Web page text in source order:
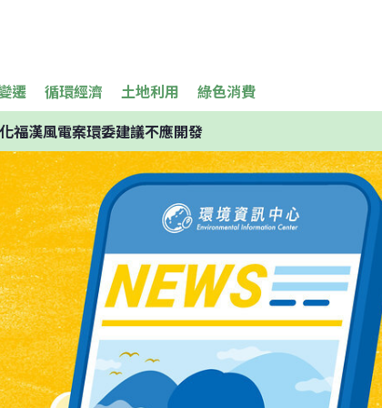
遷 循環經濟 土地利用 綠色消費
福漢風電案環委建議不應開發